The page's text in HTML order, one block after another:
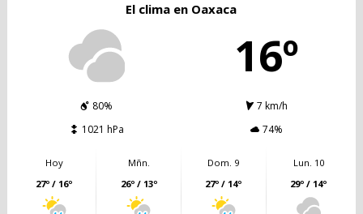
El clima en Oaxaca
16º
80%
7 km/h
1021 hPa
74%
Hoy
27º / 16º
Mñn.
26º / 13º
Dom. 9
27º / 14º
Lun. 10
29º / 14º